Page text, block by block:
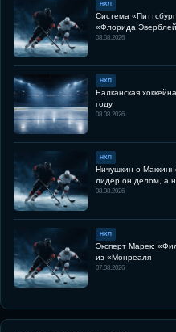
НХЛ
Система
«Флорида
08.08.2026
НХЛ
Балканская
году
08.08.2026
НХЛ
Ничушкин о
лидер он делом, а
08.08.2026
НХЛ
Эксперт Марек:
из «Монреаля
07.08.2026